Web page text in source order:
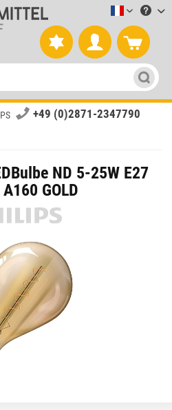
+49 (0)2871-2347790
ND 5-25W E27
GOLD